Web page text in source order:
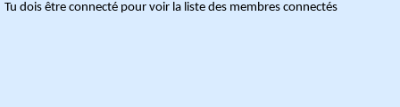
Tu dois être connecté pour voir la liste des membres connectés